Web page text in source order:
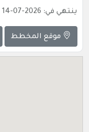
ينتهي في: 2026-07-14
موقع المخطط